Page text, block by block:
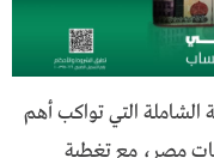
الشاملة التي تواكب أهم
مصر، مع تغطية